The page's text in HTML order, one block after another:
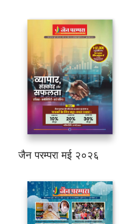
जैन परम्परा मई २०२६